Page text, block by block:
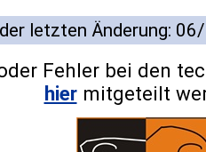
letzten Änderung:
Fehler bei den
hiermitgeteilt